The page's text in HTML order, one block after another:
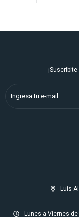
Luis
Lunes a Viernes